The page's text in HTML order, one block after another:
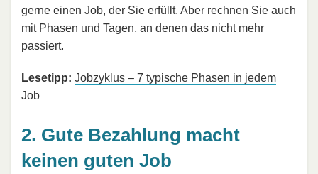
gerne einen Job, der Sie erfüllt. Aber rechnen Sie auch
mit Phasen und Tagen, an denen das nicht mehr
passiert.
Lesetipp: Jobzyklus – 7 typische Phasen in jedem
Job
2. Gute Bezahlung macht
keinen guten Job